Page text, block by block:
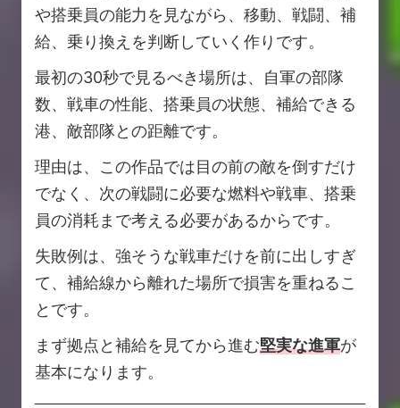
や搭乗員の能力を見ながら、移動、戦闘、補
給、乗り換えを判断していく作りです。
最初の30秒で見るべき場所は、自軍の部隊
数、戦車の性能、搭乗員の状態、補給できる
港、敵部隊との距離です。
理由は、この作品では目の前の敵を倒すだけ
でなく、次の戦闘に必要な燃料や戦車、搭乗
員の消耗まで考える必要があるからです。
失敗例は、強そうな戦車だけを前に出しすぎ
て、補給線から離れた場所で損害を重ねるこ
とです。
まず拠点と補給を見てから進む堅実な進軍が
基本になります。